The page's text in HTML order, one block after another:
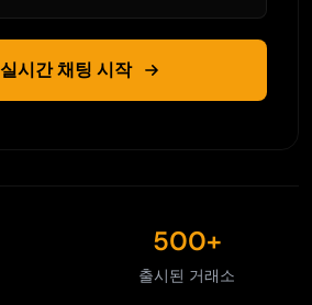
실시간 채팅 시작
500+
출시된 거래소